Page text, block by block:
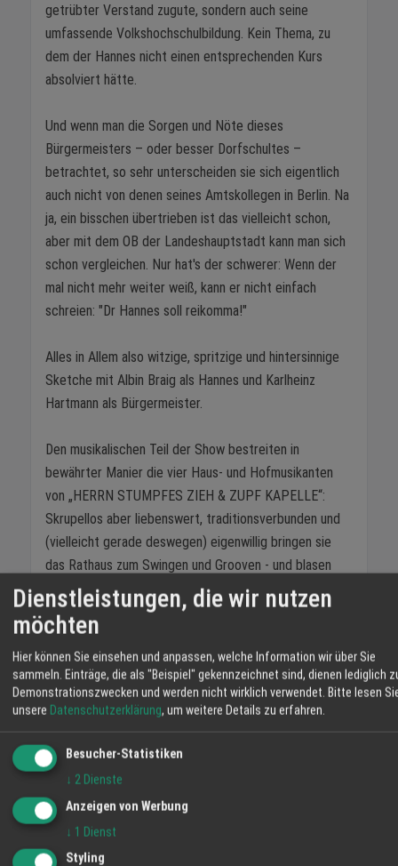
getrübter Verstand zugute, sondern auch seine
umfassende Volkshochschulbildung. Kein Thema, zu
dem der Hannes nicht einen entsprechenden Kurs
absolviert hätte.
Und wenn man die Sorgen und Nöte dieses
Bürgermeisters – oder besser Dorfschultes –
betrachtet, so sehr unterscheiden sie sich eigentlich
auch nicht von denen seines Amtskollegen in Berlin. Na
ja, ein bisschen übertrieben ist das vielleicht schon,
aber mit dem OB der Landeshauptstadt kann man sich
schon vergleichen. Nur hat's der schwerer: Wenn der
mal nicht mehr weiter weiß, kann er nicht einfach
schreien: "Dr Hannes soll reikomma!"
Alles in Allem also witzige, spritzige und hintersinnige
Sketche mit Albin Braig als Hannes und Karlheinz
Hartmann als Bürgermeister.
Den musikalischen Teil der Show bestreiten in
bewährter Manier die vier Haus- und Hofmusikanten
von „HERRN STUMPFES ZIEH & ZUPF KAPELLE“:
Skrupellos aber liebenswert, traditionsverbunden und
(vielleicht gerade deswegen) eigenwillig bringen sie
das Rathaus zum Swingen und Grooven - und blasen
dem Hannes und seinem Bürgermeister gehörig den
Marsch.
Eintrittskarten sind erhältlich ab 21.10.2019 im
Musikhaus Schlaile, Offenburger Tageblatt,Messe
Vorverkaufsstellen.
Bühne Theater
TEILEN
Dienstleistungen, die wir nutzen
möchten
Hier können Sie einsehen und anpassen, welche Information wir über Sie
sammeln. Einträge, die als "Beispiel" gekennzeichnet sind, dienen lediglich
Demonstrationszwecken und werden nicht wirklich verwendet. Bitte lesen
unsere Datenschutzerklärung, um weitere Details zu erfahren.
Besucher-Statistiken
↓ 2 Dienste
Anzeigen von Werbung
↓ 1 Dienst
Styling